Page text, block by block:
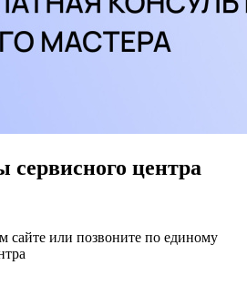
сервисного центра
сайте или позвоните по единому